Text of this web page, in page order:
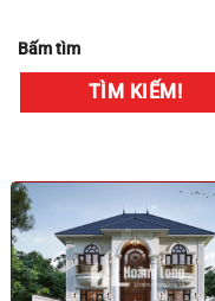
Bấm tìm
TÌM KIẾM!